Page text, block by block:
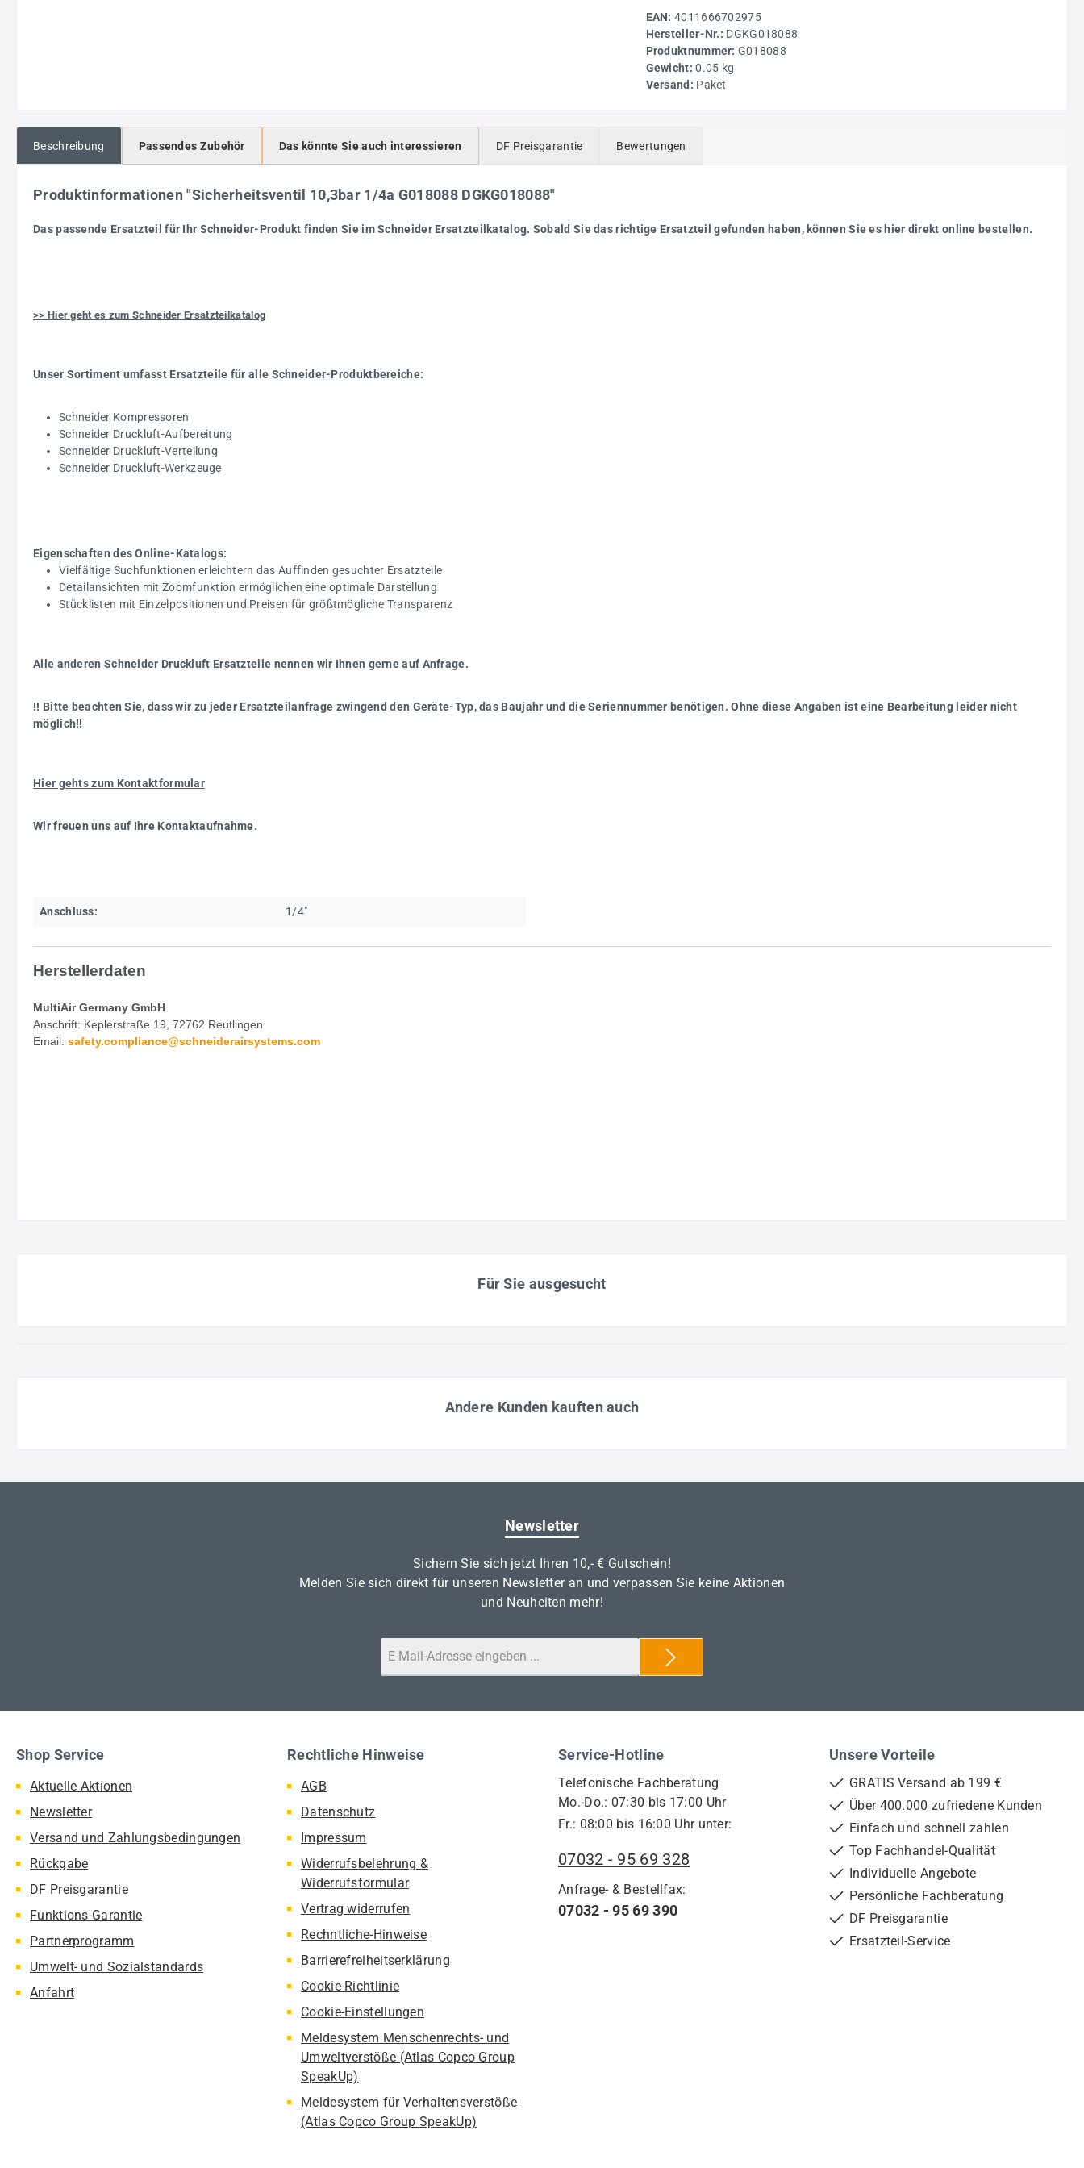
EAN: 4011666702975
Hersteller-Nr.: DGKG018088
Produktnummer: G018088
Gewicht:0.05 kg
Versand: Paket
Beschreibung Passendes Zubehör Das könnte Sie auch interessieren DF Preisgarantie Bewertungen
Produktinformationen "Sicherheitsventil 10,3bar 1/4a G018088 DGKG018088"
Das passende Ersatzteil für Ihr Schneider-Produkt finden Sie im Schneider Ersatzteilkatalog. Sobald Sie das richtige Ersatzteil gefunden haben, können Sie es hier direkt online bestellen.
>> Hier geht es zum Schneider Ersatzteilkatalog
Unser Sortiment umfasst Ersatzteile für alle Schneider-Produktbereiche:
Schneider Kompressoren
Schneider Druckluft-Aufbereitung
Schneider Druckluft-Verteilung
Schneider Druckluft-Werkzeuge
Eigenschaften des Online-Katalogs:
Vielfältige Suchfunktionen erleichtern das Auffinden gesuchter Ersatzteile
Detailansichten mit Zoomfunktion ermöglichen eine optimale Darstellung
Stücklisten mit Einzelpositionen und Preisen für größtmögliche Transparenz
Alle anderen Schneider Druckluft Ersatzteile nennen wir Ihnen gerne auf Anfrage.
!! Bitte beachten Sie, dass wir zu jeder Ersatzteilanfrage zwingend den Geräte-Typ, das Baujahr und die Seriennummer benötigen. Ohne diese Angaben ist eine Bearbeitung leider nicht
möglich!!
Hier gehts zum Kontaktformular
Wir freuen uns auf Ihre Kontaktaufnahme.
Anschluss: 1/4"
Herstellerdaten
MultiAir Germany GmbH
Anschrift: Keplerstraße 19, 72762 Reutlingen
Email: safety.compliance@schneiderairsystems.com
Für Sie ausgesucht
Andere Kunden kauften auch
Newsletter
Sichern Sie sich jetzt Ihren 10,- € Gutschein!
Melden Sie sich direkt für unseren Newsletter an und verpassen Sie keine Aktionen
und Neuheiten mehr!
Service-Hotline
Telefonische Fachberatung
Mo.-Do.: 07:30 bis 17:00 Uhr
Fr.: 08:00 bis 16:00 Uhr unter:
07032 - 95 69 328
Anfrage- & Bestellfax:
07032 - 95 69 390
Shop Service
Aktuelle Aktionen
Newsletter
Versand und Zahlungsbedingungen
Rückgabe
DF Preisgarantie
Funktions-Garantie
Partnerprogramm
Umwelt- und Sozialstandards
Anfahrt
Rechtliche Hinweise
AGB
Datenschutz
Impressum
Widerrufsbelehrung &
Widerrufsformular
Vertrag widerrufen
Rechntliche-Hinweise
Barrierefreiheitserklärung
Cookie-Richtlinie
Cookie-Einstellungen
Meldesystem Menschenrechts- und
Umweltverstöße (Atlas Copco Group
SpeakUp)
Meldesystem für Verhaltensverstöße
(Atlas Copco Group SpeakUp)
Unsere Vorteile
GRATIS Versand ab 199 €
Über 400.000 zufriedene Kunden
Einfach und schnell zahlen
Top Fachhandel-Qualität
Individuelle Angebote
Persönliche Fachberatung
DF Preisgarantie
Ersatzteil-Service